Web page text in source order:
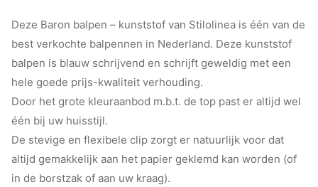
Deze Baron balpen – kunststof van Stilolinea is één van de
best verkochte balpennen in Nederland. Deze kunststof
balpen is blauw schrijvend en schrijft geweldig met een
hele goede prijs-kwaliteit verhouding.
Door het grote kleuraanbod m.b.t. de top past er altijd wel
één bij uw huisstijl.
De stevige en flexibele clip zorgt er natuurlijk voor dat
altijd gemakkelijk aan het papier geklemd kan worden (of
in de borstzak of aan uw kraag).